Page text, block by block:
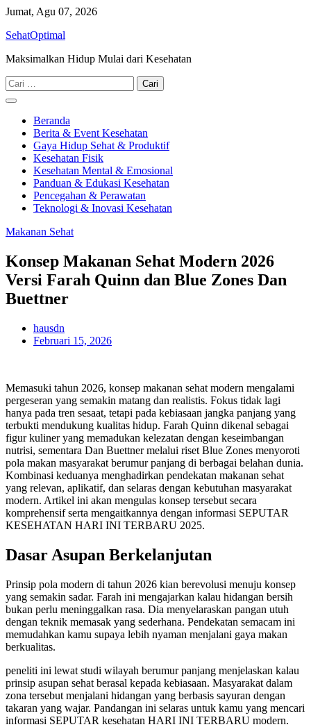
Skip
content
Jumat, Agu 07, 2026
SehatOptimal
Maksimalkan Hidup Mulai dari Kesehatan
Cari
untuk:
Beranda
Berita & Event Kesehatan
Gaya Hidup Sehat & Produktif
Kesehatan Fisik
Kesehatan Mental & Emosional
Panduan & Edukasi Kesehatan
Pencegahan & Perawatan
Teknologi & Inovasi Kesehatan
Makanan Sehat
Konsep Makanan Sehat Modern 2026
Versi Farah Quinn dan Blue Zones Dan
Buettner
hausdn
Februari 15, 2026
Memasuki tahun 2026, konsep makanan sehat modern mengalami
pergeseran yang semakin matang dan realistis. Fokus tidak lagi
hanya pada tren sesaat, tetapi pada kebiasaan jangka panjang yang
terbukti mendukung kualitas hidup. Farah Quinn dikenal sebagai
figur kuliner yang memadukan kelezatan dengan keseimbangan
nutrisi, sementara Dan Buettner melalui riset Blue Zones menyoroti
pola makan masyarakat berumur panjang di berbagai belahan dunia.
Kombinasi keduanya menghadirkan pendekatan makanan sehat
yang relevan, aplikatif, dan selaras dengan kebutuhan masyarakat
modern. Artikel ini akan mengulas konsep tersebut secara
komprehensif serta mengaitkannya dengan informasi SEPUTAR
KESEHATAN HARI INI TERBARU 2025.
Dasar Asupan Berkelanjutan
Prinsip pola modern di tahun 2026 kian berevolusi menuju konsep
yang semakin sadar. Farah ini mengajarkan kalau hidangan bersih
bukan perlu meninggalkan rasa. Dia menyelaraskan pangan utuh
dengan teknik memasak yang sederhana. Pendekatan semacam ini
memudahkan kamu supaya lebih nyaman menjalani gaya makan
berkualitas.
peneliti ini lewat studi wilayah berumur panjang menjelaskan kalau
prinsip asupan sehat berasal kepada kebiasaan. Masyarakat dalam
zona tersebut menjalani hidangan yang berbasis sayuran dengan
takaran yang wajar. Pandangan ini selaras untuk kamu yang mencari
informasi SEPUTAR kesehatan HARI INI TERBARU modern.